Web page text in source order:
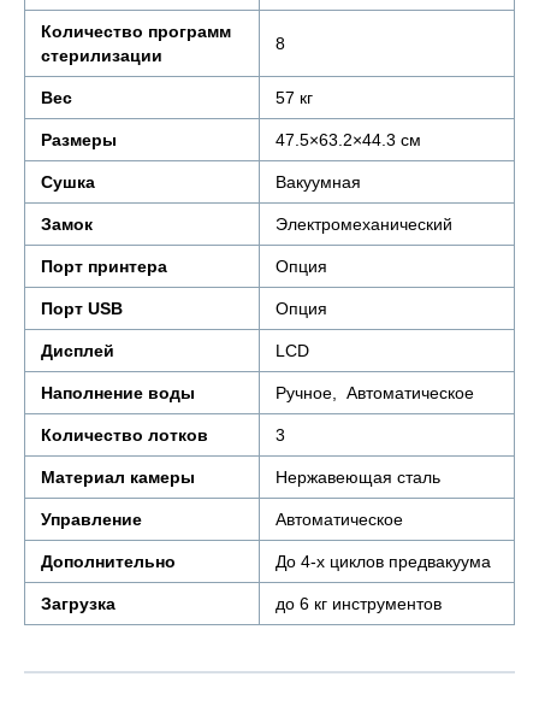
Количество программ
стерилизации
8
Вес 57 кг
Размеры 47.5×63.2×44.3 см
Сушка Вакуумная
Замок Электромеханический
Порт принтера Опция
Порт USB Опция
Дисплей LCD
Наполнение воды Ручное, Автоматическое
Количество лотков 3
Материал камеры Нержавеющая сталь
Управление Автоматическое
Дополнительно До 4-х циклов предвакуума
Загрузка до 6 кг инструментов